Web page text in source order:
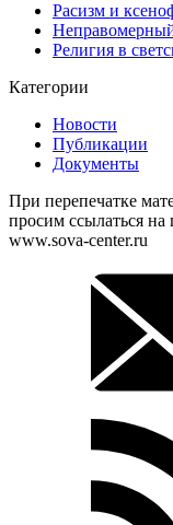
Расизм и
Религия в
Категории
Новости
Публикации
Документы
При перепечатке
просим ссылаться
www.sova-center.ru